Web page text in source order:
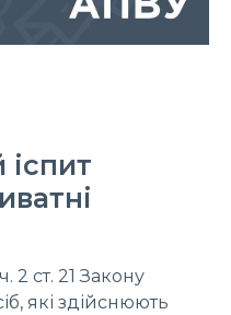
іспит
2 ст. 21 Закону
які здійснюють